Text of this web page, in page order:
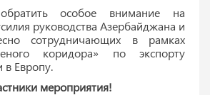
особое внимание на
руководства Азербайджана и
сотрудничающих в рамках
коридора» по экспорту
в Европу.
мероприятия!